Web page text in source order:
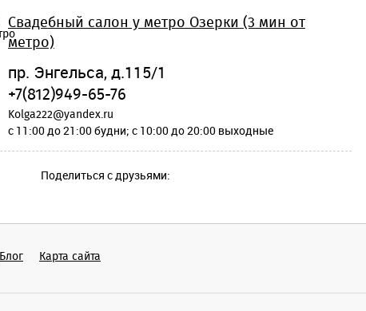
Свадебный салон у метро Озерки (3 мин от
метро)
пр. Энгельса, д.115/1
+7(812)949-65-76
Kolga222@yandex.ru
c 11:00 до 21:00 будни; c 10:00 до 20:00 выходные
Поделиться с друзьями:
Блог Карта сайта